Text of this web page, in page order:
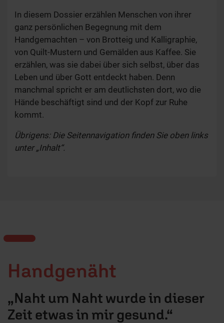
In diesem Dossier erzählen Menschen von ihrer
ganz persönlichen Begegnung mit dem
Handgemachten – von Brotteig und Kalligraphie,
von Quilt-Mustern und Gemälden aus Kaffee. Sie
erzählen, was sie dabei über sich selbst, über das
Leben und über Gott entdeckt haben. Denn
manchmal spricht er am deutlichsten dort, wo die
Hände beschäftigt sind und der Kopf zur Ruhe
kommt.
Übrigens: Die Seitennavigation finden Sie oben links
unter „Inhalt“.
Handgenäht
„Naht um Naht wurde in dieser
Zeit etwas in mir gesund.“